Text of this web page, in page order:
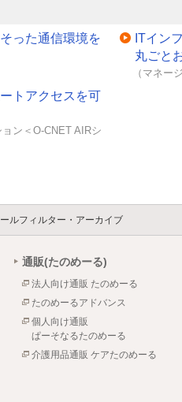
った通信環境を
トアクセスを可
ン＜O-CNET AIRシ
ITイン
丸ごと
（マネー
ールフィルター・アーカイブ
通販(たのめーる)
法人向け通販 たのめーる
たのめーるアドバンス
個人向け通販
ぱーそなるたのめーる
介護用品通販 ケアたのめーる